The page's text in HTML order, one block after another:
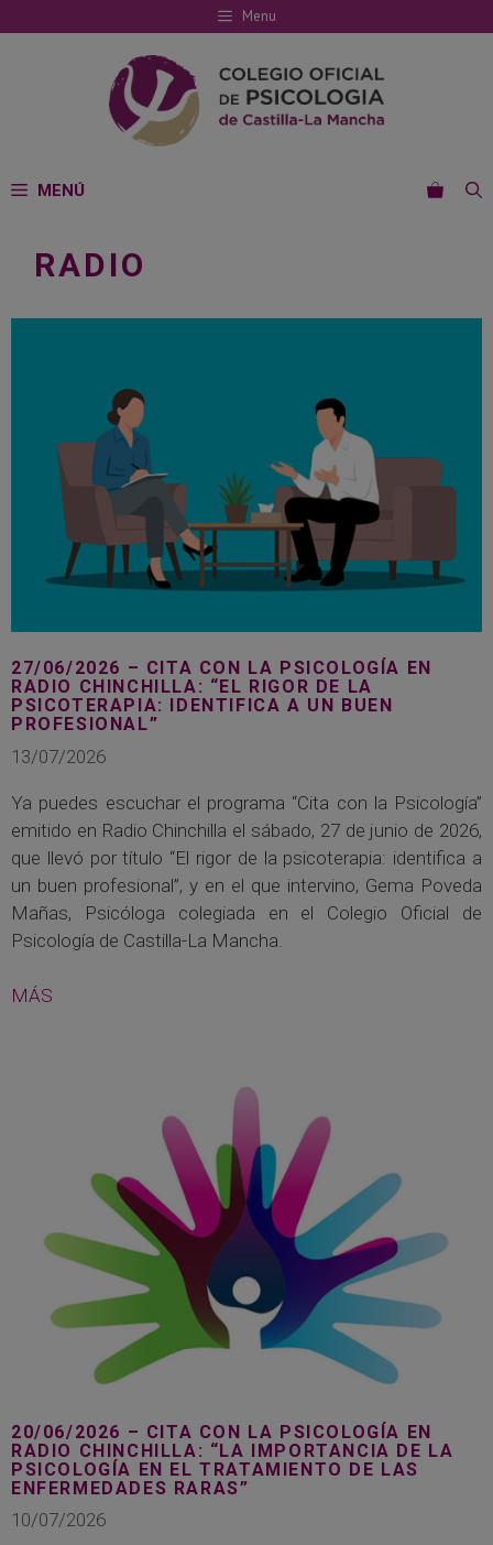
al
Menu
MENÚ
RADIO
27/06/2026 – CITA CON LA PSICOLOGÍA EN
RADIO CHINCHILLA: “EL RIGOR DE LA
PSICOTERAPIA: IDENTIFICA A UN BUEN
PROFESIONAL”
13/07/2026
Ya puedes escuchar el programa “Cita con la Psicología”
emitido en Radio Chinchilla el sábado, 27 de junio de 2026,
que llevó por título “El rigor de la psicoterapia: identifica a
un buen profesional”, y en el que intervino, Gema Poveda
Mañas, Psicóloga colegiada en el Colegio Oficial de
Psicología de Castilla-La Mancha.
MÁS
20/06/2026 – CITA CON LA PSICOLOGÍA EN
RADIO CHINCHILLA: “LA IMPORTANCIA DE LA
PSICOLOGÍA EN EL TRATAMIENTO DE LAS
ENFERMEDADES RARAS”
10/07/2026